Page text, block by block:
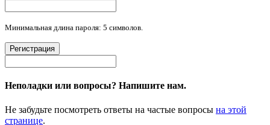
Минимальная длина пароля: 5 символов.
Регистрация
Неполадки или вопросы? Напишите нам.
Не забудьте посмотреть ответы на частые вопросы на этой
странице.